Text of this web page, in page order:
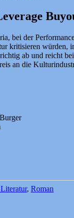
bei der
kritisieren
ab und reicht
an die
, Roman